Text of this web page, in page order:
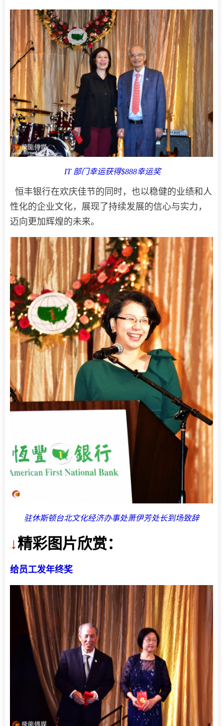
IT 部门幸运获得$888幸运奖
恒丰银行在欢庆佳节的同时，也以稳健的业绩和人
性化的企业文化，展现了持续发展的信心与实力，
迈向更加辉煌的未来。
驻休斯顿台北文化经济办事处萧伊芳处长到场致辞
↓精彩图片欣赏：
给员工发年终奖